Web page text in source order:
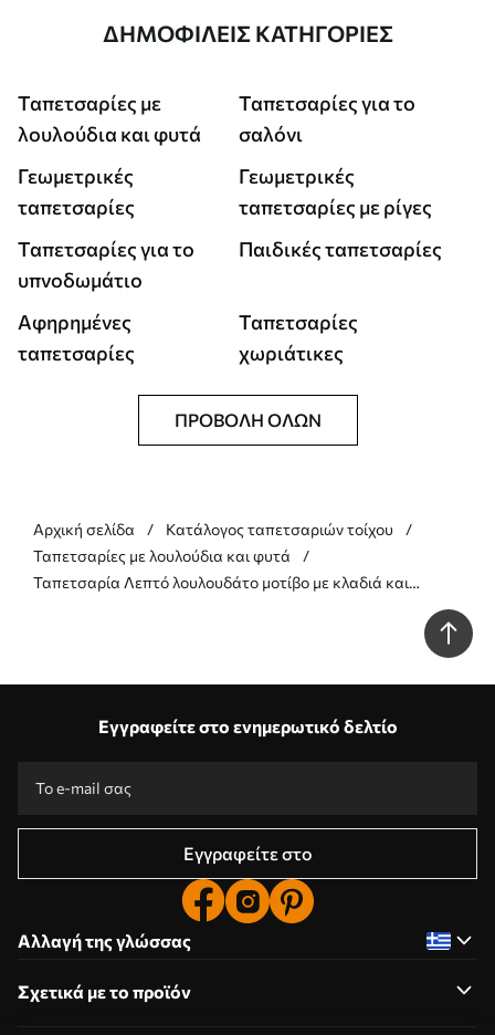
ΔΗΜΟΦΙΛΕΊΣ ΚΑΤΗΓΟΡΊΕΣ
Ταπετσαρίες με
λουλούδια και φυτά
Ταπετσαρίες για το
σαλόνι
Γεωμετρικές
ταπετσαρίες
Γεωμετρικές
ταπετσαρίες με ρίγες
Ταπετσαρίες για το
υπνοδωμάτιο
Παιδικές ταπετσαρίες
Αφηρημένες
ταπετσαρίες
Ταπετσαρίες
χωριάτικες
ΠΡΟΒΟΛΉ ΌΛΩΝ
Αρχική σελίδα
Κατάλογος ταπετσαριών τοίχου
Ταπετσαρίες με λουλούδια και φυτά
Ταπετσαρία Λεπτό λουλουδάτο μοτίβο με κλαδιά και
Εγγραφείτε στο ενημερωτικό δελτίο
Εγγραφείτε στο
Αλλαγή της γλώσσας
Σχετικά με το προϊόν